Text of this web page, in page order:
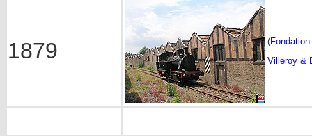
1879 (
Villeroy &